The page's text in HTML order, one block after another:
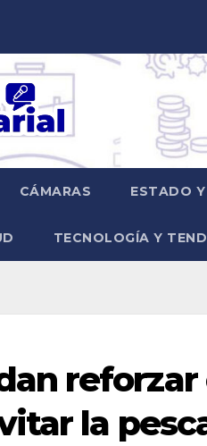
CÁMARAS ESTADO
TECNOLOGÍA Y
la